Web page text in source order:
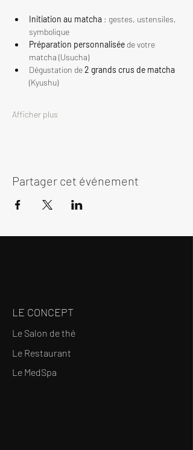
Initiation au matcha : gestes, ustensiles,
symbolique
Préparation personnalisée de votre
matcha (Usucha)
Dégustation de 2 grands crus de matcha
(Kyushu)
Afficher plus
Partager cet événement
LE CONCEPT
Le Salon de thé
Le Restaurant
Le MedSpa